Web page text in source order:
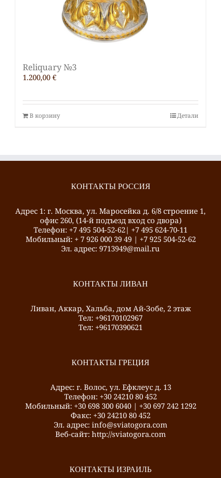
Reliquary №3
1.200,00 €
В корзину Детали
КОНТАКТЫ РОССИЯ
Адрес 1: г. Москва, ул. Маросейка д. 6/8 строение 1,
офис 260, (14-й подъезд вход со двора)
Телефон: +7 495 504-52-62| +7 495 624-70-11
Mобильный: + 7 926 000 39 49 | +7 925 504-52-62
Эл. адрес: 9713949@mail.ru
КОНТАКТЫ ЛИВАН
Ливан, Аккар, Хальба, дом Ай-Зобе, 2 этаж
Тел: +96170102967
Тел: +96170390621
КОНТАКТЫ ГРЕЦИЯ
Адрес: г. Волос, ул. Ефклеус д. 13
Телефон: +30 24210 80 452
Mобильный: +30 698 300 6040 | +30 697 242 1292
Факс: +30 24210 80 452
Эл. адрес: info@sviatogora.com
Веб-сайт: http://sviatogora.com
КОНТАКТЫ ИЗРАИЛЬ